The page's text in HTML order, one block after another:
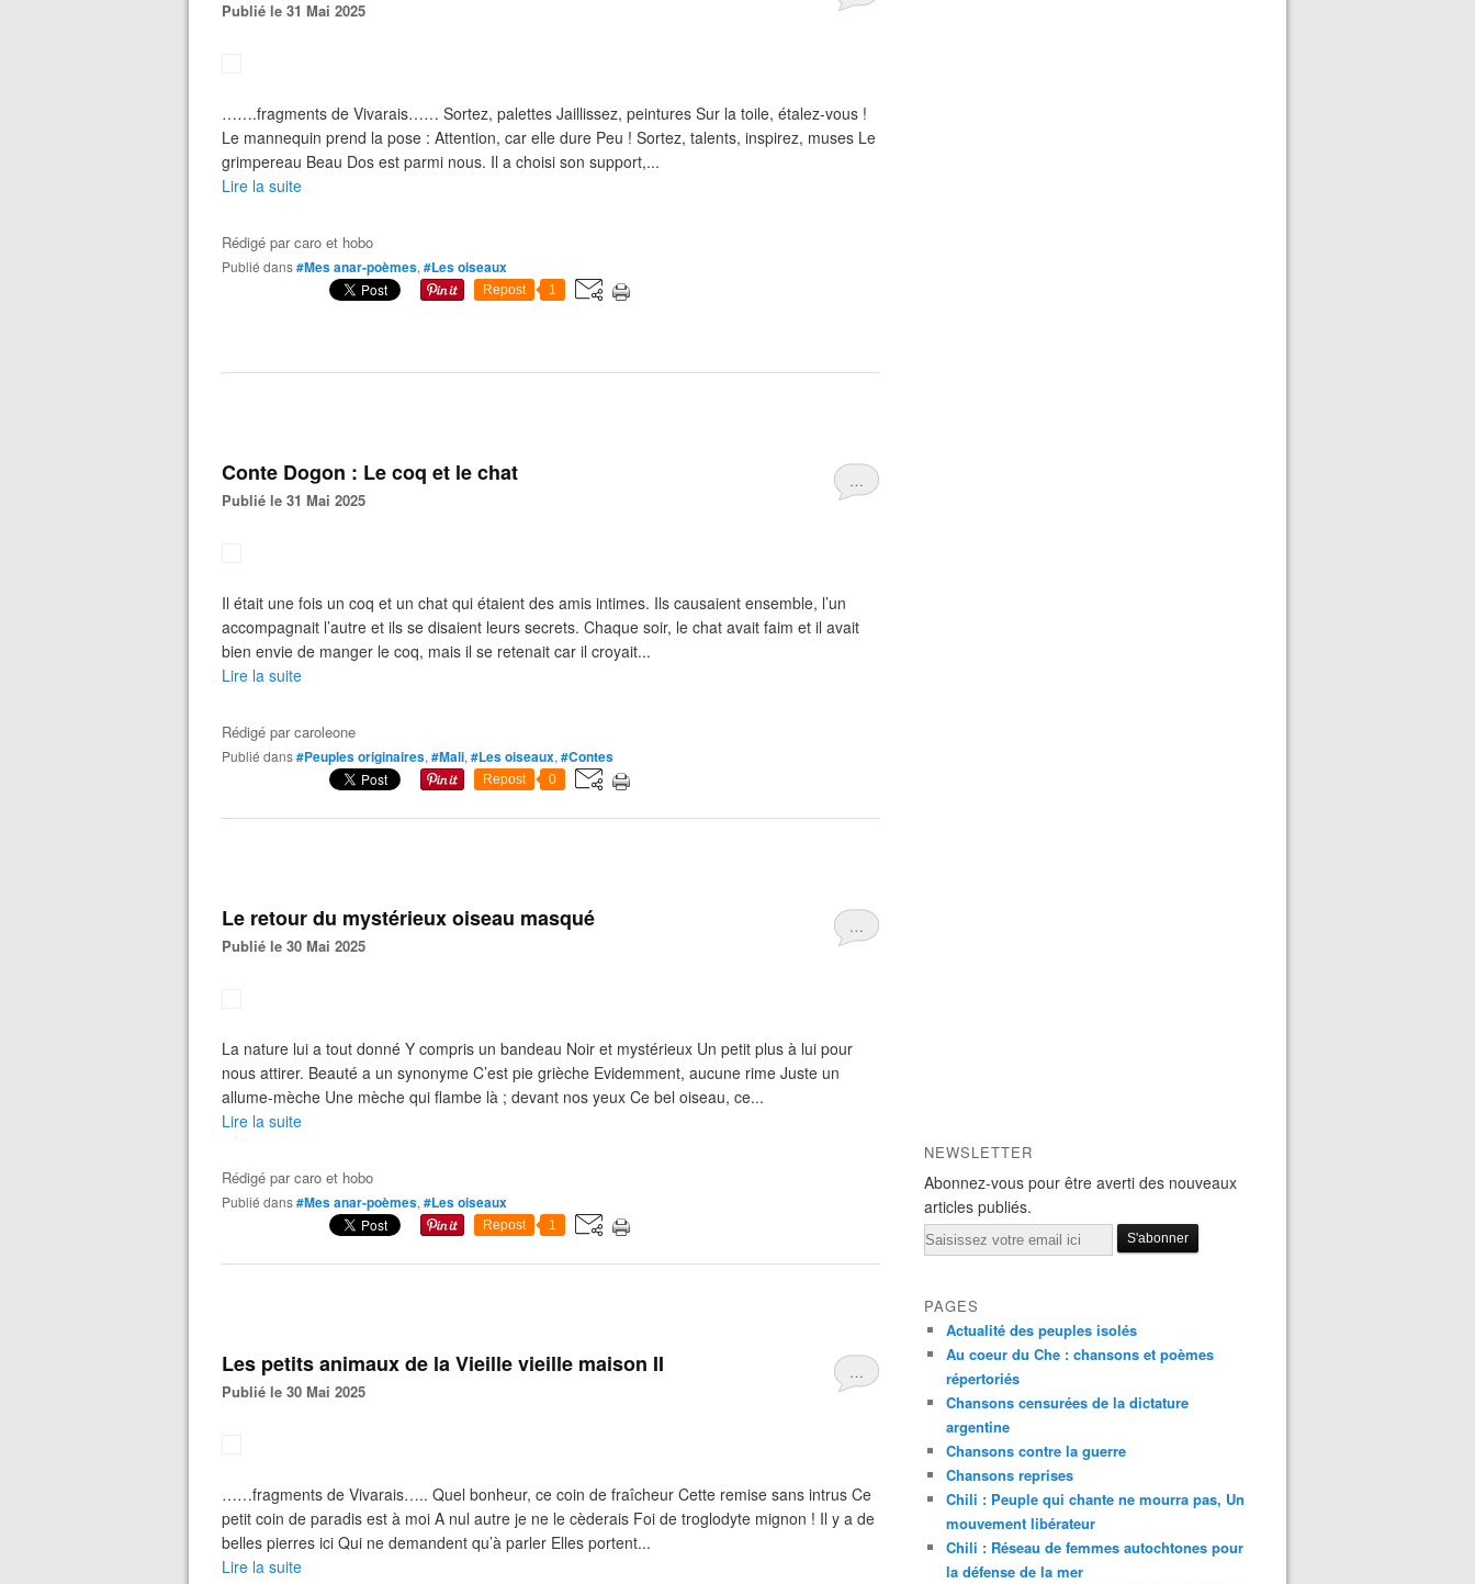
Publié le 31 Mai 2025
…….fragments de Vivarais…… Sortez, palettes Jaillissez, peintures Sur la toile, étalez-vous !
Le mannequin prend la pose : Attention, car elle dure Peu ! Sortez, talents, inspirez, muses Le
grimpereau Beau Dos est parmi nous. Il a choisi son support,...
Lire la suite
Rédigé parcaro et hobo
Publié dans#Mes anar-poèmes, #Les oiseaux
Repost 1
…
Conte Dogon : Le coq et le chat
Publié le 31 Mai 2025
Il était une fois un coq et un chat qui étaient des amis intimes. Ils causaient ensemble, l’un
accompagnait l’autre et ils se disaient leurs secrets. Chaque soir, le chat avait faim et il avait
bien envie de manger le coq, mais il se retenait car il croyait...
Lire la suite
Rédigé parcaroleone
Publié dans#Peuples originaires, #Mali, #Les oiseaux, #Contes
Repost 0
…
Le retour du mystérieux oiseau masqué
Publié le 30 Mai 2025
La nature lui a tout donné Y compris un bandeau Noir et mystérieux Un petit plus à lui pour
nous attirer. Beauté a un synonyme C’est pie grièche Evidemment, aucune rime Juste un
allume-mèche Une mèche qui flambe là ; devant nos yeux Ce bel oiseau, ce...
Lire la suite
Rédigé parcaro et hobo
Publié dans#Mes anar-poèmes, #Les oiseaux
Repost 1
…
Les petits animaux de la Vieille vieille maison II
Publié le 30 Mai 2025
……fragments de Vivarais….. Quel bonheur, ce coin de fraîcheur Cette remise sans intrus Ce
petit coin de paradis est à moi A nul autre je ne le cèderais Foi de troglodyte mignon ! Il y a de
belles pierres ici Qui ne demandent qu’à parler Elles portent...
Lire la suite
NEWSLETTER
Abonnez-vous pour être averti des nouveaux
articles publiés.
Email
PAGES
Actualité des peuples isolés
Au coeur du Che : chansons et poèmes
répertoriés
Chansons censurées de la dictature
argentine
Chansons contre la guerre
Chansons reprises
Chili : Peuple qui chante ne mourra pas, Un
mouvement libérateur
Chili : Réseau de femmes autochtones pour
la défense de la mer